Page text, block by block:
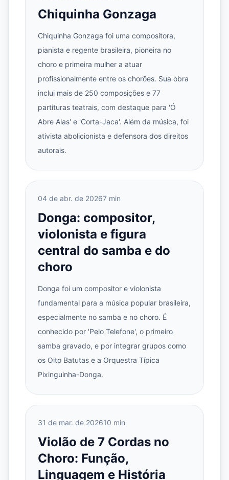
Chiquinha Gonzaga
Chiquinha Gonzaga foi uma compositora,
pianista e regente brasileira, pioneira no
choro e primeira mulher a atuar
profissionalmente entre os chorões. Sua obra
inclui mais de 250 composições e 77
partituras teatrais, com destaque para 'Ó
Abre Alas' e 'Corta-Jaca'. Além da música, foi
ativista abolicionista e defensora dos direitos
autorais.
04 de abr. de 20267 min
Donga: compositor,
violonista e figura
central do samba e do
choro
Donga foi um compositor e violonista
fundamental para a música popular brasileira,
especialmente no samba e no choro. É
conhecido por 'Pelo Telefone', o primeiro
samba gravado, e por integrar grupos como
os Oito Batutas e a Orquestra Típica
Pixinguinha-Donga.
31 de mar. de 202610 min
Violão de 7 Cordas no
Choro: Função,
Linguagem e História